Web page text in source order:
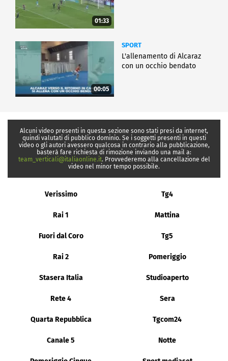
01:33
00:05
SPORT
L'allenamento di Alcaraz
con un occhio bendato
Alcuni video presenti in questa sezione sono stati presi da internet,
quindi valutati di pubblico dominio. Se i soggetti presenti in questi
video o gli autori avessero qualcosa in contrario alla pubblicazione,
basterà fare richiesta di rimozione inviando una mail a:
team_verticali@italiaonline.it. Provvederemo alla cancellazione del
video nel minor tempo possibile.
Verissimo Tg4
Rai 1 Mattina
Fuori dal Coro Tg5
Rai 2 Pomeriggio
Stasera Italia Studioaperto
Rete 4 Sera
Quarta Repubblica Tgcom24
Canale 5 Notte